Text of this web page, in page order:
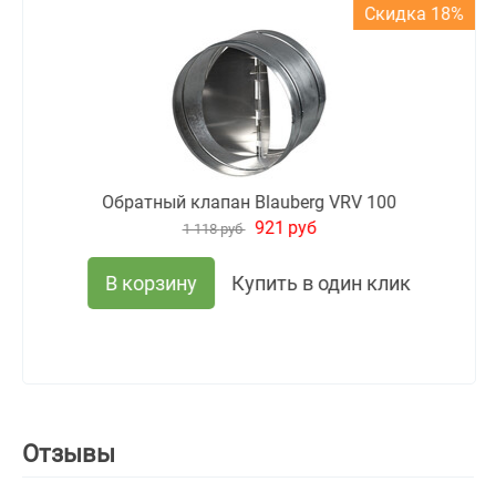
Скидка 18%
Обратный клапан Blauberg VRV 100
1 118 руб 921 руб
В корзину Купить в один клик
Отзывы